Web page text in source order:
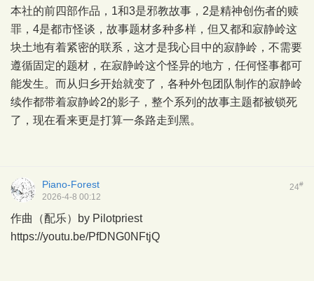
本社的前四部作品，1和3是邪教故事，2是精神创伤者的赎
罪，4是都市怪谈，故事题材多种多样，但又都和寂静岭这
块土地有着紧密的联系，这才是我心目中的寂静岭，不需要
遵循固定的题材，在寂静岭这个怪异的地方，任何怪事都可
能发生。而从归乡开始就变了，各种外包团队制作的寂静岭
续作都带着寂静岭2的影子，整个系列的故事主题都被锁死
了，现在看来更是打算一条路走到黑。
24#
Piano-Forest
2026-4-8 00:12
作曲（配乐）by Pilotpriest
https://youtu.be/PfDNG0NFtjQ